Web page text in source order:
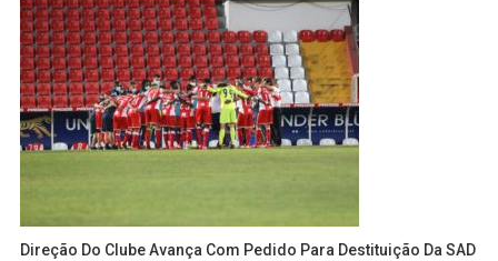
Direção Do Clube Avança Com Pedido Para Destituição Da SAD